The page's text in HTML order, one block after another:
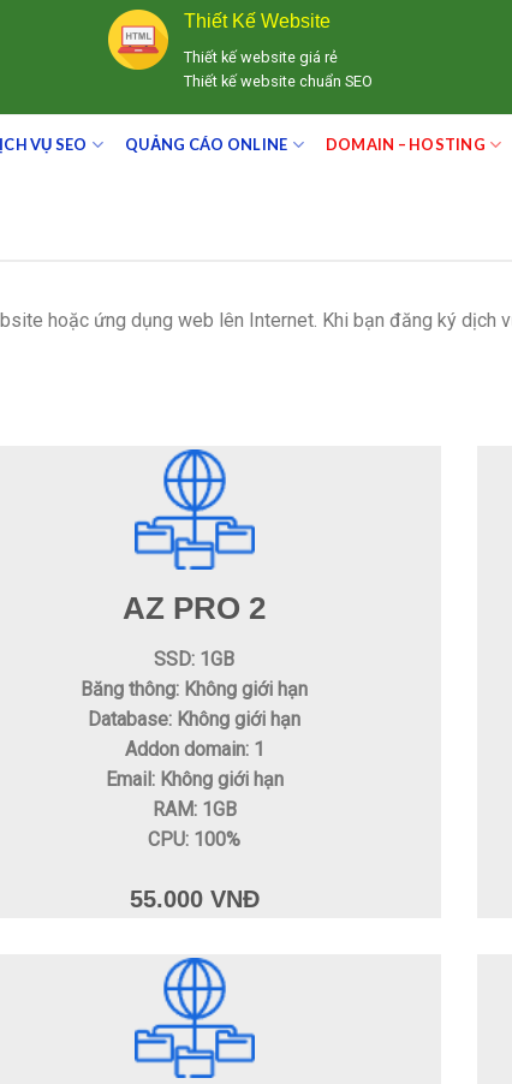
Thiết Kế Website
Thiết kế website giá rẻ
Thiết kế website chuẩn SEO
VỤ SEO QUẢNG CÁO ONLINE DOMAIN – HOSTING
hoặc ứng dụng web lên Internet. Khi bạn đăng ký
AZ PRO 2
SSD: 1GB
Băng thông: Không giới hạn
Database: Không giới hạn
Addon domain: 1
Email: Không giới hạn
RAM: 1GB
CPU: 100%
55.000 VNĐ